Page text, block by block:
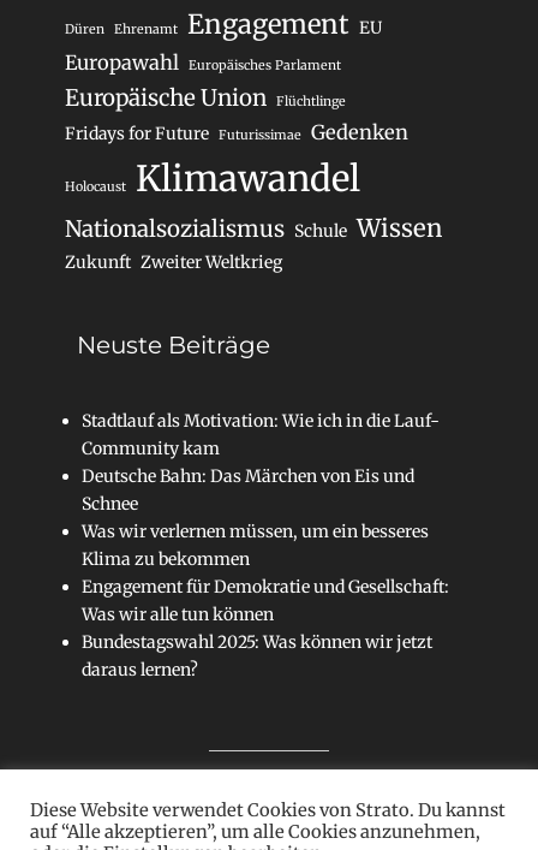
Düren Ehrenamt Engagement EU
Europawahl Europäisches Parlament
Europäische Union Flüchtlinge
Fridays for Future Futurissimae Gedenken
Holocaust Klimawandel
Nationalsozialismus Schule Wissen
Zukunft Zweiter Weltkrieg
Neuste Beiträge
Stadtlauf als Motivation: Wie ich in die Lauf-
Community kam
Deutsche Bahn: Das Märchen von Eis und
Schnee
Was wir verlernen müssen, um ein besseres
Klima zu bekommen
Engagement für Demokratie und Gesellschaft:
Was wir alle tun können
Bundestagswahl 2025: Was können wir jetzt
daraus lernen?
Sitemap
Diese Website verwendet Cookies von Strato. Du kannst
auf “Alle akzeptieren”, um alle Cookies anzunehmen,